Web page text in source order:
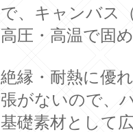
で、キャンバス
高圧・高温で固
絶縁・耐熱に優
張がないので、
基礎素材として